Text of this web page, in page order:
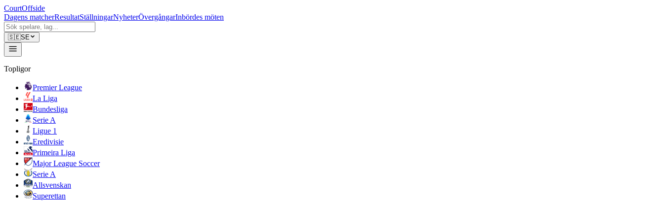
CourtOffside
Dagens matcherResultatStällningarNyheterÖvergångarInbördes möten
🇸🇪SE
Topligor
Premier League
La Liga
Bundesliga
Serie A
Ligue 1
Eredivisie
Primeira Liga
Major League Soccer
Serie A
Allsvenskan
Superettan